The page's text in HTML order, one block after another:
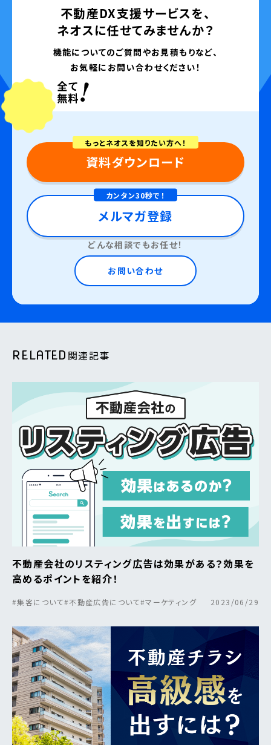
不動産DX支援サービスを、
ネオスに任せてみませんか？
機能についてのご質問やお見積もりなど、
お気軽にお問い合わせください！
もっとネオスを知りたい方へ！
資料ダウンロード
カンタン30秒で！
メルマガ登録
どんな相談でもお任せ！
お問い合わせ
RELATED 関連記事
不動産会社のリスティング広告は効果がある？効果を
高めるポイントを紹介！
#集客について#不動産広告について#マーケティング 2023/06/29